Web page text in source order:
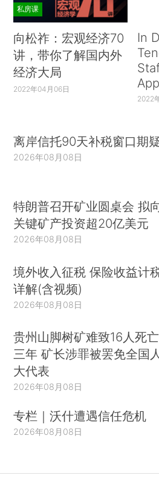
私房课
向松祚：宏观经济70
讲，带你了解国内外
经济大局
2022年04月06日
In
2022
离岸信托90天补税窗口期
2026年08月08日
特朗普召开矿业圆桌会 拟
关键矿产投资超20亿美元
2026年08月08日
境外收入征税 保险收益计
详解(含视频)
2026年08月08日
贵州山脚树矿难致16人死
三年 矿长涉罪被罢免全国
大代表
2026年08月08日
专栏｜沃什遭遇信任危机
2026年08月08日